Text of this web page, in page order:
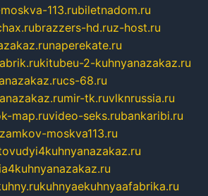
113.rubiletnadom.ru
brazzers-hd.ruz-host.ru
naperekate.ru
kitubeu-2-kuhnyanazakaz.ru
cs-68.ru
mir-tk.ruvlknrussia.ru
map.ruvideo-seks.rubankaribi.ru
moskva113.ru
kuhnyaekuhnyaafabrika.ru